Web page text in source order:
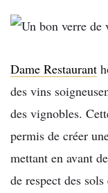
Dame Restaurant
des vins
des vignobles.
permis de créer
mettant en avant
de respect des